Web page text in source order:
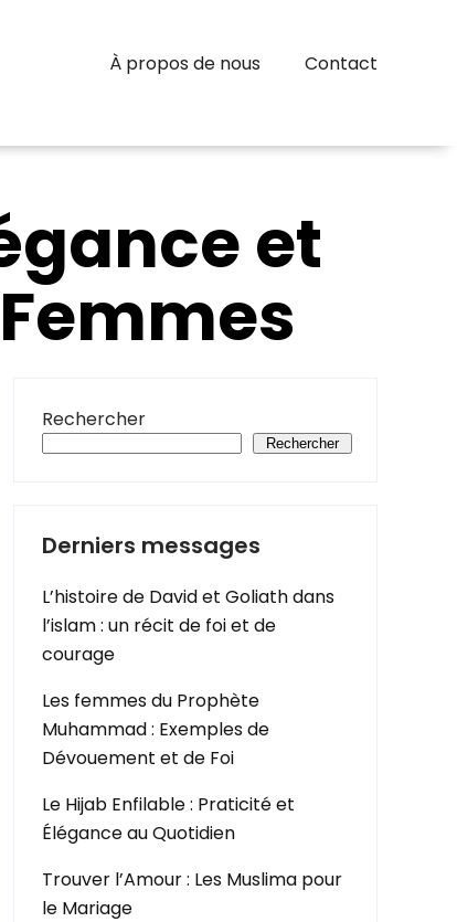
À propos de nous Contact
et
Rechercher
Rechercher
Derniers messages
L’histoire de David et Goliath dans
l’islam : un récit de foi et de
courage
Les femmes du Prophète
Muhammad : Exemples de
Dévouement et de Foi
Le Hijab Enfilable : Praticité et
Élégance au Quotidien
Trouver l’Amour : Les Muslima pour
le Mariage